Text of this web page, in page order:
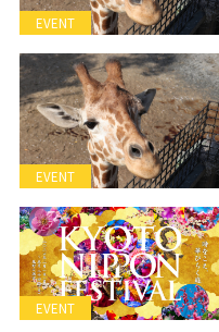
EVENT
EVENT
EVENT